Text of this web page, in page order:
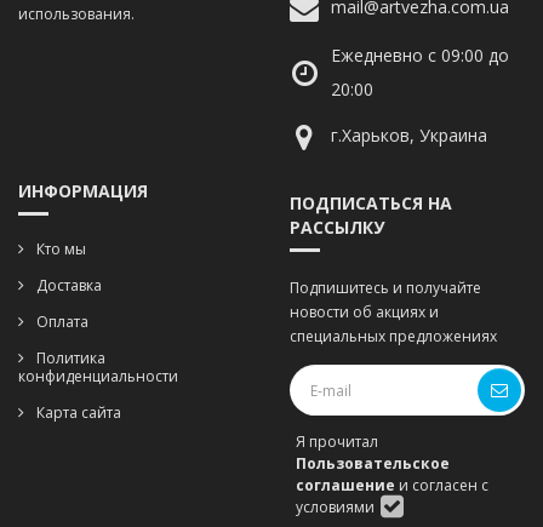
использования.
mail@artvezha.com.ua
Ежедневно с 09:00 до
20:00
г.Харьков, Украина
ИНФОРМАЦИЯ
Кто мы
Доставка
Оплата
Политика
конфиденциальности
Карта сайта
ПОДПИСАТЬСЯ НА
РАССЫЛКУ
Подпишитесь и получайте
новости об акциях и
специальных предложениях
Я прочитал
Пользовательское
соглашение и согласен с
условиями